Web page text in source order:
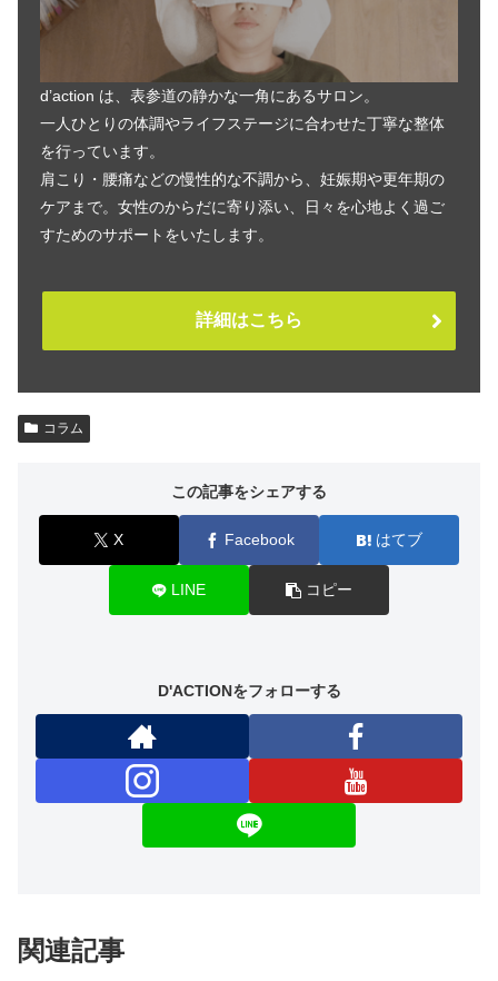
d’action は、表参道の静かな一角にあるサロン。
一人ひとりの体調やライフステージに合わせた丁寧な整体
を行っています。
肩こり・腰痛などの慢性的な不調から、妊娠期や更年期の
ケアまで。女性のからだに寄り添い、日々を心地よく過ご
すためのサポートをいたします。
詳細はこちら
コラム
この記事をシェアする
X Facebook はてブ
LINE コピー
D'ACTIONをフォローする
関連記事